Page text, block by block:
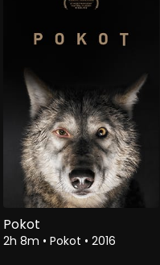
Pokot
2h 8m • Pokot • 2016